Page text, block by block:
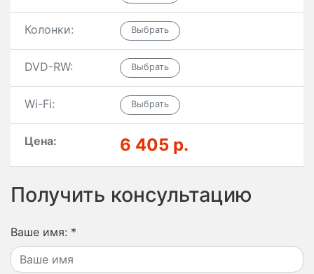
Колонки:
DVD-RW:
Wi-Fi:
Цена: 6 405 р.
Получить консультацию
Ваше имя: *